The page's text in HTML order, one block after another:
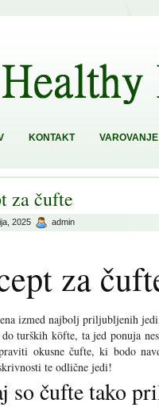
KONTAKT
za čufte
2025 admin
za
izmed najbolj priljubljenih
turških köfte, ta jed ponuja
okusne čufte, ki bodo
te odlične jedi!
so čufte tako